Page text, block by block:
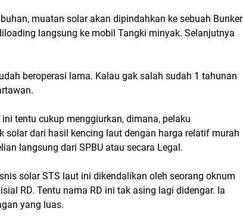
muatan solar akan dipindahkan ke sebuah Bunker.
langsung ke mobil Tangki minyak. Selanjutnya
beroperasi lama. Kalau gak salah sudah 1 tahunan
tentu cukup menggiurkan, dimana, pelaku
solar dari hasil kencing laut dengan harga relatif murah
langsung dari SPBU atau secara Legal.
solar STS laut ini dikendalikan oleh seorang oknum
RD. Tentu nama RD ini tak asing lagi didengar. Ia
yang luas.